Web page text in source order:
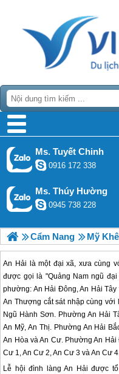
Ms. Tuyết Chinh
0916 172 338
Ms. Thúy Hường
0945 738 228
Cẩm Nang Mỹ Khê
An Hải là một đại xã, xưa cùng
được gọi là "Quảng Nam ngũ
phường: An Hải Đông, An Hải
An Thượng cắt sát nhập cùng với
Ngũ Hành Sơn. Phường An Hải
An Mỹ, An Thị. Phường An Hải
An Hòa và An Cư. Phường An
Cư 1, An Cư 2, An Cư 3 và An Cư
Lễ hội đình làng An Hải được